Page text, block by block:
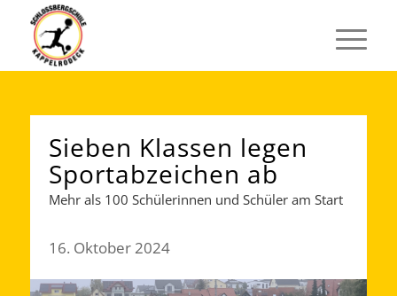
Sieben Klassen legen
Sportabzeichen ab
Mehr als 100 Schülerinnen und Schüler am Start
16. Oktober 2024